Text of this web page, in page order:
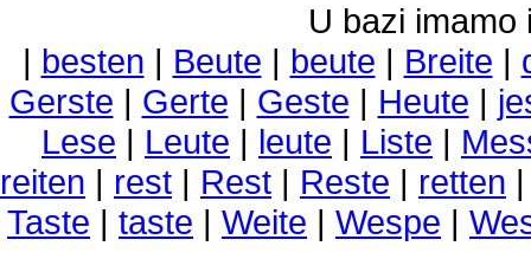
U bazi imamo
| besten | Beute | beute | Breite |
Gerste | Gerte | Geste | Heute |
Lese | Leute | leute | Liste |
reiten | rest | Rest | Reste | retten
Taste | taste | Weite | Wespe |